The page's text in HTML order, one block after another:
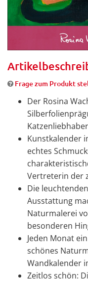
Frage zum Produkt
Der Rosina
Kunstkalender
echtes
Vertreterin der
Die
Ausstattung
Naturmalerei
besonderen
Jeden Monat
schönes
Wandkalender
Zeitlos schön: